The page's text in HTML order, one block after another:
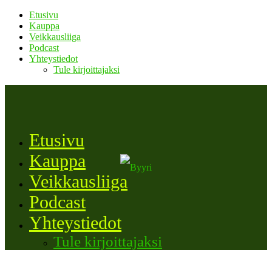
Etusivu
Kauppa
Veikkausliiga
Podcast
Yhteystiedot
Tule kirjoittajaksi
Etusivu
Kauppa
Veikkausliiga
Podcast
Yhteystiedot
Tule kirjoittajaksi
KENTTÄMESTARIT J25: ILVES EI ENÄÄ